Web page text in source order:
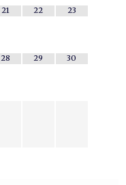
21 22 23
28 29 30